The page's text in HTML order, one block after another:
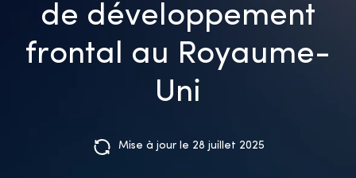
de développement
frontal au Royaume-
Uni
Mise à jour le 28 juillet 2025